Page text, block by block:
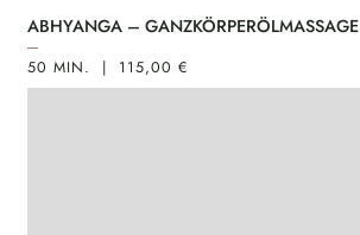
ABHYANGA – GANZKÖRPERÖLMASSAGE
50 MIN. | 115,00 €